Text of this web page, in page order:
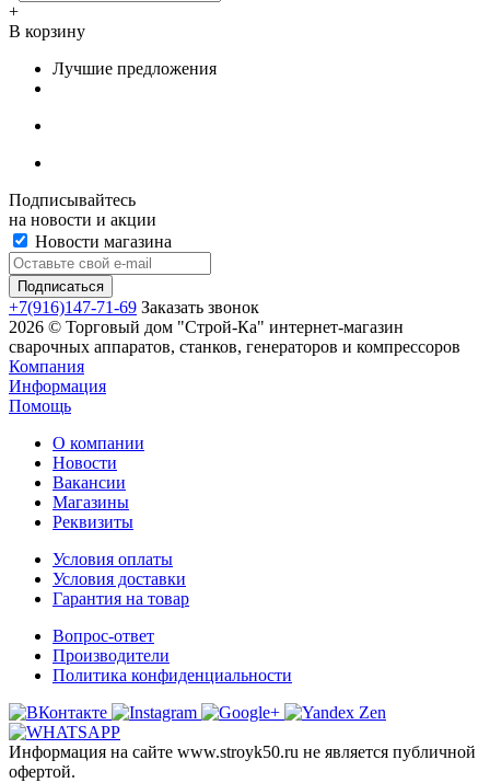
+
В корзину
Лучшие предложения
Подписывайтесь
на новости и акции
Новости магазина
+7(916)147-71-69 Заказать звонок
2026 © Торговый дом "Строй-Ка" интернет-магазин
сварочных аппаратов, станков, генераторов и компрессоров
Компания
Информация
Помощь
О компании
Новости
Вакансии
Магазины
Реквизиты
Условия оплаты
Условия доставки
Гарантия на товар
Вопрос-ответ
Производители
Политика конфиденциальности
Информация на сайте www.stroyk50.ru не является публичной
офертой.